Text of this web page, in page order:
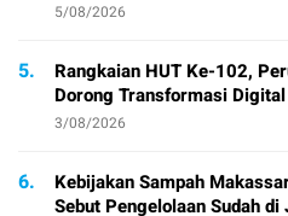
5/08/2026
5.
Rangkaian HUT Ke-102,
Dorong Transformasi
3/08/2026
6.
Kebijakan Sampah
Sebut Pengelolaan Sudah